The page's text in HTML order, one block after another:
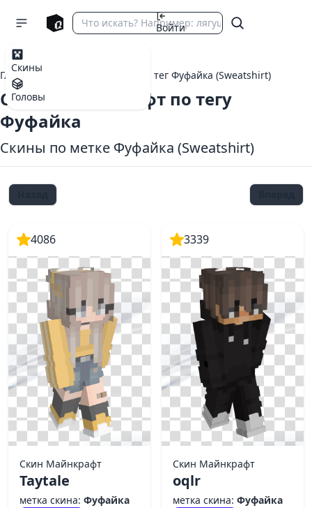
Скины
Головы
Войти
Главная тег Фуфайка (Sweatshirt)
Скины Майнкрафт по тегу
Фуфайка
Скины по метке Фуфайка (Sweatshirt)
4086
Скин Майнкрафт
Taytale
метка скина: Фуфайка
3339
Скин Майнкрафт
oqlr
метка скина: Фуфайка